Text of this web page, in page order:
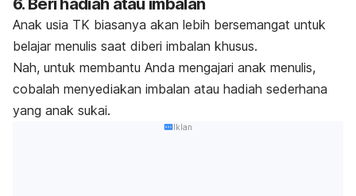
6. Beri hadiah atau imbalan
Anak usia TK biasanya akan lebih bersemangat untuk
belajar menulis saat diberi imbalan khusus.
Nah, untuk membantu Anda mengajari anak menulis,
cobalah menyediakan imbalan atau hadiah sederhana
yang anak sukai.
Iklan